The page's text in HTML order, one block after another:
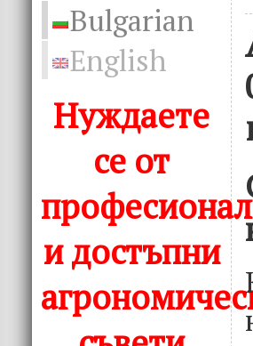
Bulgarian
English
Нуждаете
се от
и достъпни